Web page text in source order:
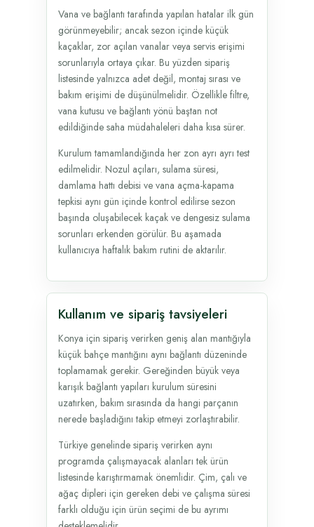
Vana ve bağlantı tarafında yapılan hatalar ilk gün
görünmeyebilir; ancak sezon içinde küçük
kaçaklar, zor açılan vanalar veya servis erişimi
sorunlarıyla ortaya çıkar. Bu yüzden sipariş
listesinde yalnızca adet değil, montaj sırası ve
bakım erişimi de düşünülmelidir. Özellikle filtre,
vana kutusu ve bağlantı yönü baştan not
edildiğinde saha müdahaleleri daha kısa sürer.
Kurulum tamamlandığında her zon ayrı ayrı test
edilmelidir. Nozul açıları, sulama süresi,
damlama hattı debisi ve vana açma-kapama
tepkisi aynı gün içinde kontrol edilirse sezon
başında oluşabilecek kaçak ve dengesiz sulama
sorunları erkenden görülür. Bu aşamada
kullanıcıya haftalık bakım rutini de aktarılır.
Kullanım ve sipariş tavsiyeleri
Konya için sipariş verirken geniş alan mantığıyla
küçük bahçe mantığını aynı bağlantı düzeninde
toplamamak gerekir. Gereğinden büyük veya
karışık bağlantı yapıları kurulum süresini
uzatırken, bakım sırasında da hangi parçanın
nerede başladığını takip etmeyi zorlaştırabilir.
Türkiye genelinde sipariş verirken aynı
programda çalışmayacak alanları tek ürün
listesinde karıştırmamak önemlidir. Çim, çalı ve
ağaç dipleri için gereken debi ve çalışma süresi
farklı olduğu için ürün seçimi de bu ayrımı